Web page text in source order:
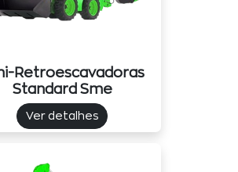
Retroescavadoras
Standard Sme
Ver detalhes